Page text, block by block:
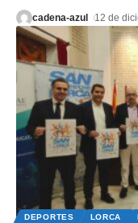
cadena-azul 12 de
DEPORTES LORCA